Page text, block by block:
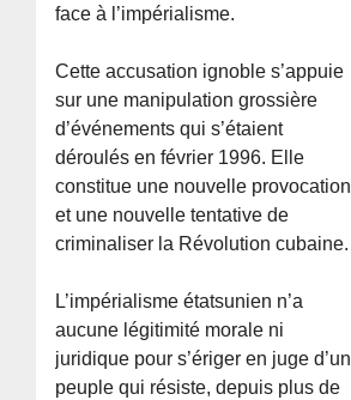
face à l’impérialisme.
Cette accusation ignoble s’appuie
sur une manipulation grossière
d’événements qui s’étaient
déroulés en février 1996. Elle
constitue une nouvelle provocation
et une nouvelle tentative de
criminaliser la Révolution cubaine.
L’impérialisme étatsunien n’a
aucune légitimité morale ni
juridique pour s’ériger en juge d’un
peuple qui résiste, depuis plus de